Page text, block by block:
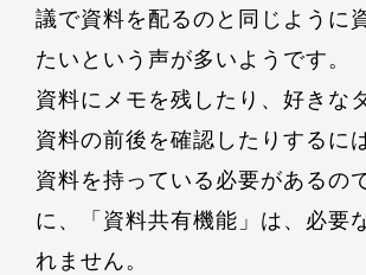
議で資料を配るのと同じように
たいという声が多いようです。
資料にメモを残したり、好きな
資料の前後を確認したりするに
資料を持っている必要があるの
に、「資料共有機能」は、必要
れません。